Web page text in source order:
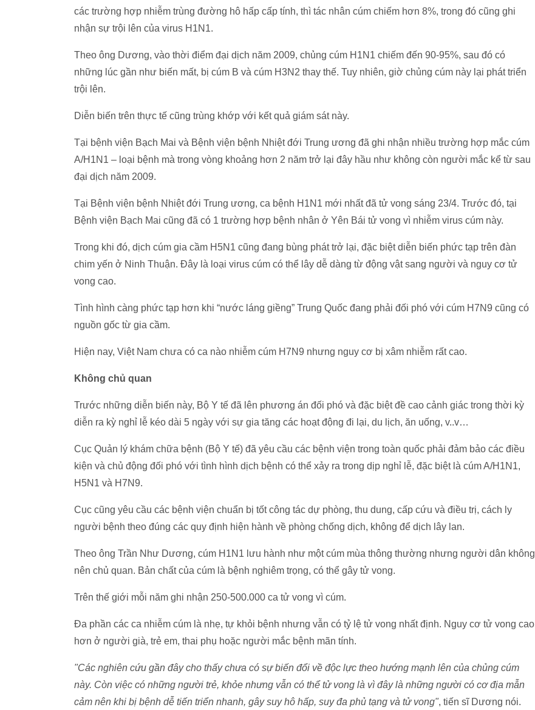
các trường hợp nhiễm trùng đường hô hấp cấp tính, thì tác nhân cúm chiếm hơn 8%, trong đó cũng ghi
nhận sự trội lên của virus H1N1.
Theo ông Dương, vào thời điểm đại dịch năm 2009, chủng cúm H1N1 chiếm đến 90-95%, sau đó có
những lúc gần như biến mất, bị cúm B và cúm H3N2 thay thế. Tuy nhiên, giờ chủng cúm này lại phát triển
trội lên.
Diễn biến trên thực tế cũng trùng khớp với kết quả giám sát này.
Tại bệnh viện Bạch Mai và Bệnh viện bệnh Nhiệt đới Trung ương đã ghi nhận nhiều trường hợp mắc cúm
A/H1N1 – loại bệnh mà trong vòng khoảng hơn 2 năm trở lại đây hầu như không còn người mắc kể từ sau
đại dịch năm 2009.
Tại Bệnh viện bệnh Nhiệt đới Trung ương, ca bệnh H1N1 mới nhất đã tử vong sáng 23/4. Trước đó, tại
Bệnh viện Bạch Mai cũng đã có 1 trường hợp bệnh nhân ở Yên Bái tử vong vì nhiễm virus cúm này.
Trong khi đó, dịch cúm gia cầm H5N1 cũng đang bùng phát trở lại, đặc biệt diễn biến phức tạp trên đàn
chim yến ở Ninh Thuận. Đây là loại virus cúm có thể lây dễ dàng từ động vật sang người và nguy cơ tử
vong cao.
Tình hình càng phức tạp hơn khi “nước láng giềng” Trung Quốc đang phải đối phó với cúm H7N9 cũng có
nguồn gốc từ gia cầm.
Hiện nay, Việt Nam chưa có ca nào nhiễm cúm H7N9 nhưng nguy cơ bị xâm nhiễm rất cao.
Không chủ quan
Trước những diễn biến này, Bộ Y tế đã lên phương án đối phó và đặc biệt đề cao cảnh giác trong thời kỳ
diễn ra kỳ nghỉ lễ kéo dài 5 ngày với sự gia tăng các hoạt động đi lại, du lịch, ăn uống, v..v…
Cục Quản lý khám chữa bệnh (Bộ Y tế) đã yêu cầu các bệnh viện trong toàn quốc phải đảm bảo các điều
kiện và chủ động đối phó với tình hình dịch bệnh có thể xảy ra trong dịp nghỉ lễ, đặc biệt là cúm A/H1N1,
H5N1 và H7N9.
Cục cũng yêu cầu các bệnh viện chuẩn bị tốt công tác dự phòng, thu dung, cấp cứu và điều trị, cách ly
người bệnh theo đúng các quy định hiện hành về phòng chống dịch, không để dịch lây lan.
Theo ông Trần Như Dương, cúm H1N1 lưu hành như một cúm mùa thông thường nhưng người dân không
nên chủ quan. Bản chất của cúm là bệnh nghiêm trọng, có thể gây tử vong.
Trên thế giới mỗi năm ghi nhận 250-500.000 ca tử vong vì cúm.
Đa phần các ca nhiễm cúm là nhẹ, tự khỏi bệnh nhưng vẫn có tỷ lệ tử vong nhất định. Nguy cơ tử vong cao
hơn ở người già, trẻ em, thai phụ hoặc người mắc bệnh mãn tính.
"Các nghiên cứu gần đây cho thấy chưa có sự biến đổi về độc lực theo hướng mạnh lên của chủng cúm
này. Còn việc có những người trẻ, khỏe nhưng vẫn có thể tử vong là vì đây là những người có cơ địa mẫn
cảm nên khi bị bệnh dễ tiến triển nhanh, gây suy hô hấp, suy đa phủ tạng và tử vong", tiến sĩ Dương nói.